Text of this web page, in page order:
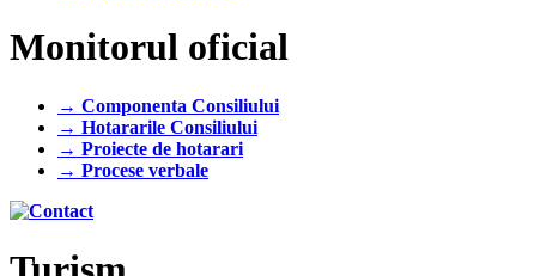
Monitorul oficial
→ Componenta Consiliului
→ Hotararile Consiliului
→ Proiecte de hotarari
→ Procese verbale